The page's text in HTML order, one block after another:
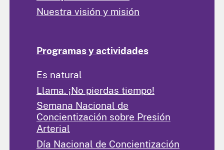
Nuestra visión y misión
Programas y actividades
Es natural
Llama. ¡No pierdas tiempo!
Semana Nacional de
Concientización sobre Presión
Arterial
Día Nacional de Concientización